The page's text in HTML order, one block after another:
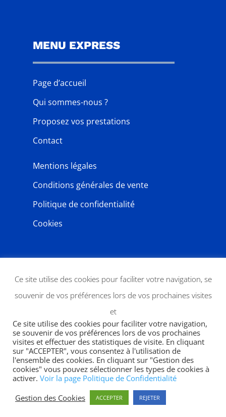
MENU EXPRESS
Page d’accueil
Qui sommes-nous ?
Proposez vos prestations
Contact
Mentions légales
Conditions générales de vente
Politique de confidentialité
Cookies
JE M'ABONNE
Copyright 2026 | designed by
Ce site utilise des cookies pour faciliter votre navigation, se
souvenir de vos préférences lors de vos prochaines visites
et
Ce site utilise des cookies pour faciliter votre navigation,
se souvenir de vos préférences lors de vos prochaines
visites et effectuer des statistiques de visite. En cliquant
sur "ACCEPTER", vous consentez à l'utilisation de
l'ensemble des cookies. En cliquant sur "Gestion des
cookies" vous pouvez sélectionner les types de cookies à
activer. Voir la page Politique de Confidentialité
Gestion des Cookies
ACCEPTER REJETER